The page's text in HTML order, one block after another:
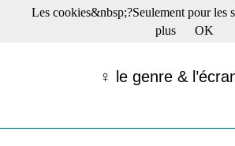
☰ Menu
Films récents♀ le genre &
Les cookies&nbsp;?Seulement pour les
plus
OK